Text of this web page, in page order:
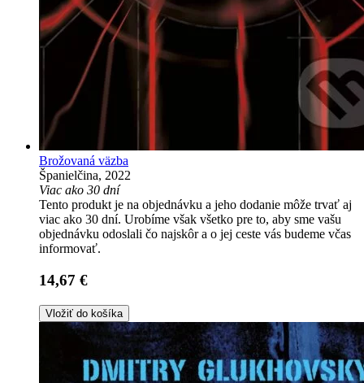
Brožovaná väzba
Španielčina, 2022
Viac ako 30 dní
Tento produkt je na objednávku a jeho dodanie môže trvať aj
viac ako 30 dní. Urobíme však všetko pre to, aby sme vašu
objednávku odoslali čo najskôr a o jej ceste vás budeme včas
informovať.
14,67 €
Vložiť do košíka